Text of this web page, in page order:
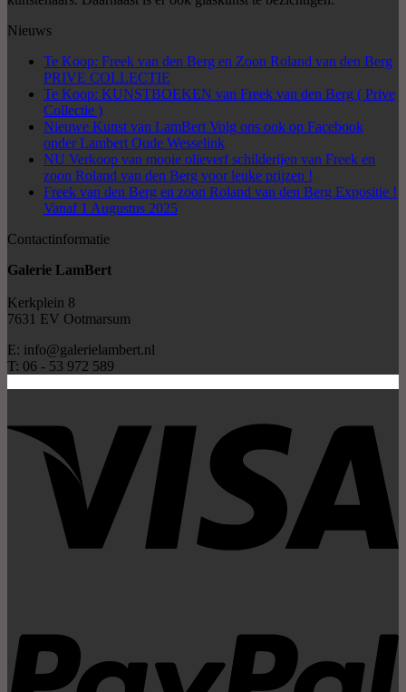
Nieuws
Te Koop: Freek van den Berg en Zoon Roland van den Berg
PRIVE COLLECTIE
Te Koop: KUNSTBOEKEN van Freek van den Berg ( Prive
Collectie )
Nieuwe Kunst van LamBert Volg ons ook op Facebook
onder Lambert Oude Wesselink
NU Verkoop van mooie olieverf schilderijen van Freek en
zoon Roland van den Berg voor leuke prijzen !
Freek van den Berg en zoon Roland van den Berg Expositie !
Vanaf 1 Augustus 2025
Contactinformatie
Galerie LamBert
Kerkplein 8
7631 EV Ootmarsum
E: info@galerielambert.nl
T: 06 - 53 972 589